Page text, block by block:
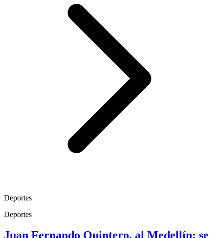
Deportes
Deportes
Juan Fernando Quintero, al Medellín: se